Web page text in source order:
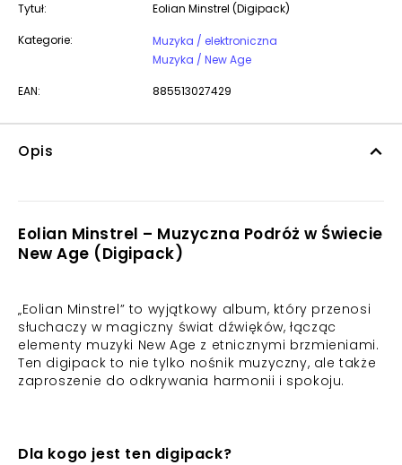
Tytuł:
Eolian Minstrel (Digipack)
Kategorie:
Muzyka / elektroniczna
Muzyka / New Age
EAN: 885513027429
Opis
Eolian Minstrel – Muzyczna Podróż w Świecie
New Age (Digipack)
„Eolian Minstrel” to wyjątkowy album, który przenosi
słuchaczy w magiczny świat dźwięków, łącząc
elementy muzyki New Age z etnicznymi brzmieniami.
Ten digipack to nie tylko nośnik muzyczny, ale także
zaproszenie do odkrywania harmonii i spokoju.
Dla kogo jest ten digipack?